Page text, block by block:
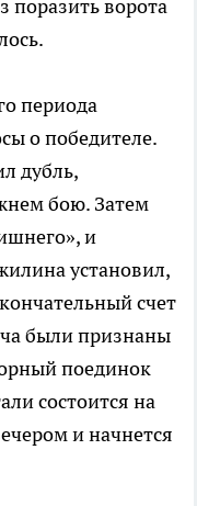
поразить ворота
периода
о победителе.
дубль,
бою. Затем
и
установил,
счет
были признаны
поединок
состоится на
и начнется